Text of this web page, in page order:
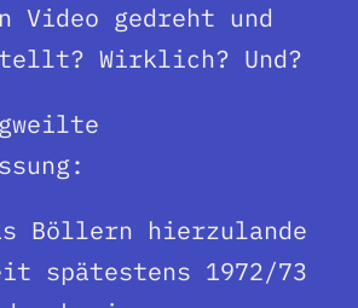
Video gedreht und
Wirklich? Und?
Böllern hierzulande
spätestens 1972/73